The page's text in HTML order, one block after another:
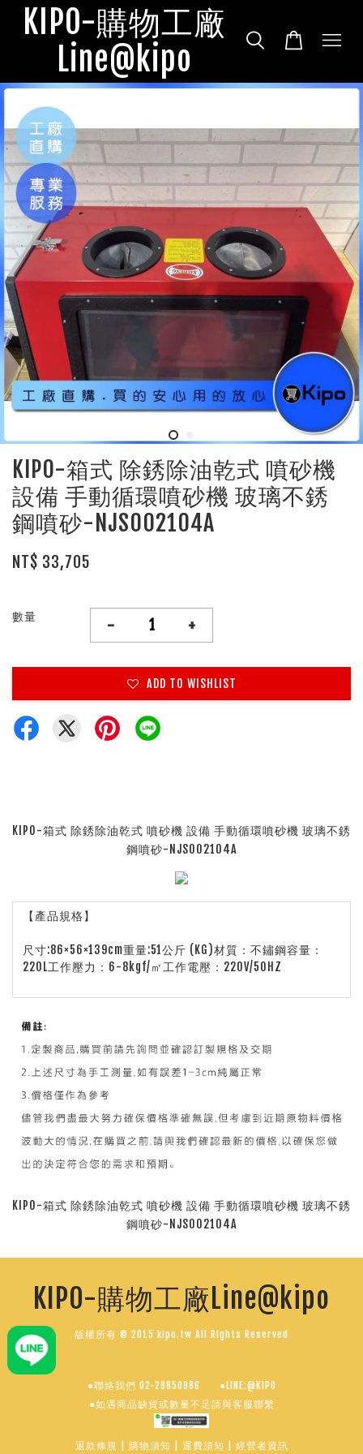
KIPO-購物工廠
Line@kipo
KIPO-箱式 除銹除油乾式 噴砂機
設備 手動循環噴砂機 玻璃不銹
鋼噴砂-NJS002104A
NT$ 33,705
數量 - +
ADD TO WISHLIST
KIPO-箱式 除銹除油乾式 噴砂機 設備 手動循環噴砂機 玻璃不銹
鋼噴砂-NJS002104A
【產品規格】
尺寸:86×56×139cm重量:51公斤 (KG)材質：不鏽鋼容量：
220L工作壓力：6-8kgf/㎡工作電壓：220V/50HZ
KIPO-箱式 除銹除油乾式 噴砂機 設備 手動循環噴砂機 玻璃不銹
鋼噴砂-NJS002104A
KIPO-購物工廠Line@kipo
版權所有 © 2015 kipo.tw All Rights Reserved
●聯絡我們 02-28850986
●LINE:@KIPO
●如遇商品缺貨或數量不足請與客服聯繫
退款條規 購物須知 運費須知 經營者資訊